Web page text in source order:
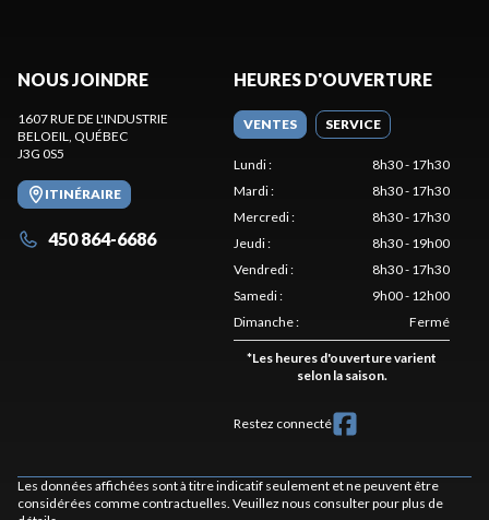
NOUS JOINDRE
1607 RUE DE L'INDUSTRIE
BELOEIL, QUÉBEC
J3G 0S5
ITINÉRAIRE
450 864-6686
HEURES D'OUVERTURE
VENTES SERVICE
Lundi:
8h30 - 17h30
Mardi:
8h30 - 17h30
Mercredi:
8h30 - 17h30
Jeudi:
8h30 - 19h00
Vendredi:
8h30 - 17h30
Samedi:
9h00 - 12h00
Dimanche: Fermé
*Les heures d'ouverture varient
selon la saison.
Restez connecté
Les données affichées sont à titre indicatif seulement et ne peuvent être
considérées comme contractuelles. Veuillez nous consulter pour plus de